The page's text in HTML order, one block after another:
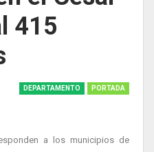
415
DEPARTAMENTO PORTADA
a los municipios de